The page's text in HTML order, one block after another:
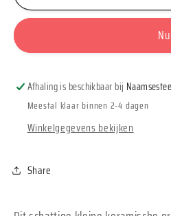
of
Vaas
a
bunch&#39;
of
Vaas
a
bunch&#39;
Afhaling is beschikbaar bij
Meestal klaar binnen 2-4 dagen
Winkelgegevens bekijken
Share